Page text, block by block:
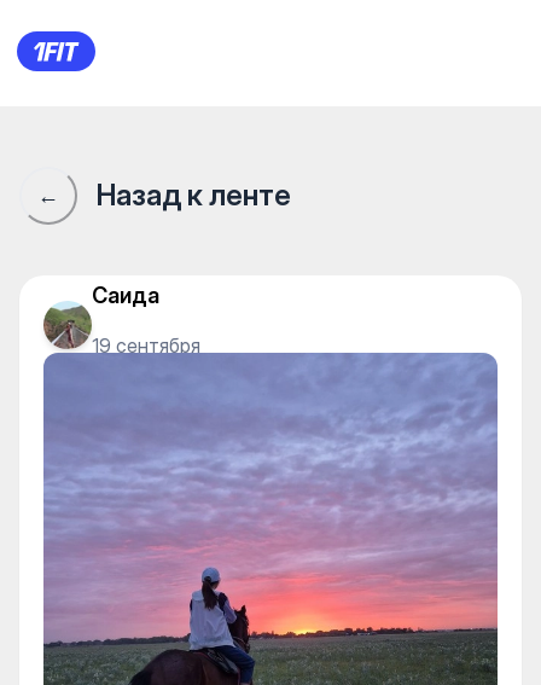
Конный клуб HASSAQ
← Назад к ленте
Саида
19 сентября